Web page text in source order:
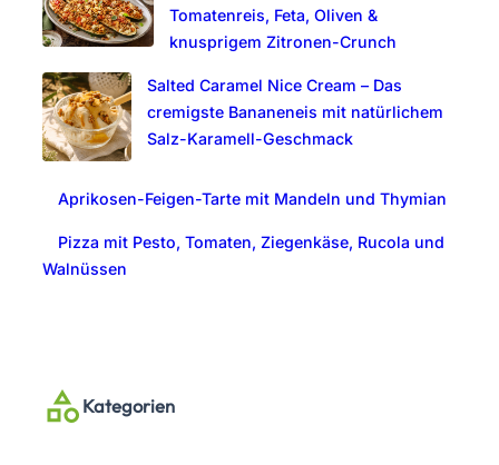
Tomatenreis, Feta, Oliven &
knusprigem Zitronen-Crunch
Salted Caramel Nice Cream – Das
cremigste Bananeneis mit natürlichem
Salz-Karamell-Geschmack
Aprikosen-Feigen-Tarte mit Mandeln und Thymian
Pizza mit Pesto, Tomaten, Ziegenkäse, Rucola und
Walnüssen
Kategorien